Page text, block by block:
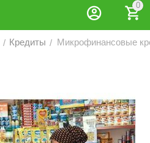
0
/ Кредиты / Микрофинансовые